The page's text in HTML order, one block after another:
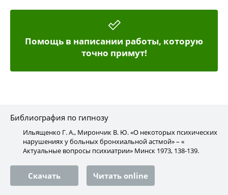
Помощь в написании работы, которую
точно примут!
Библиография по гипнозу
Ильященко Г. А., Мирончик В. Ю. «О некоторых психических
нарушениях у больных бронхиальной астмой» – «
Актуальные вопросы психиатрии» Минск 1973, 138-139.
Скачать Читать online